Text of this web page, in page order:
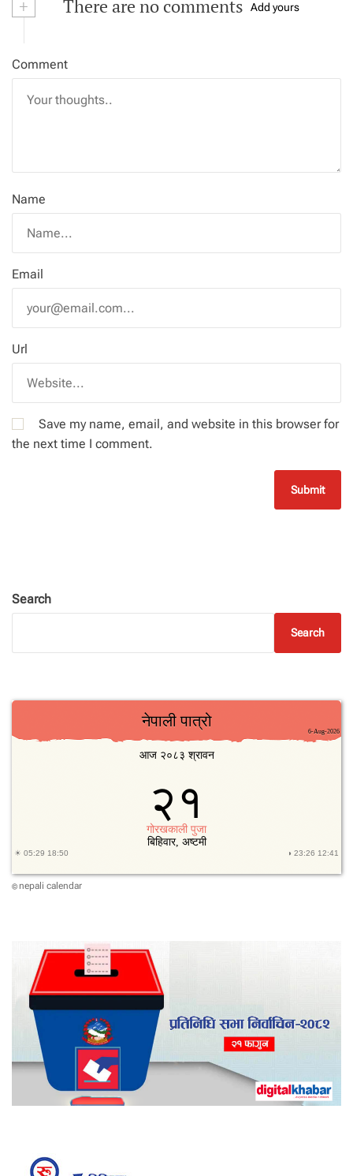
+ There are no comments Add yours
Comment
Name
Email
Url
Save my name, email, and website in this browser for
the next time I comment.
Search
Search
© nepali calendar